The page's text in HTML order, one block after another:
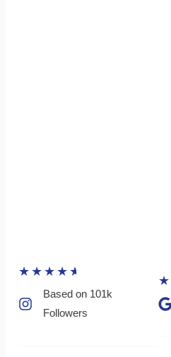
★ ★ ★ ★ ★
Based on 101k
Followers​
★